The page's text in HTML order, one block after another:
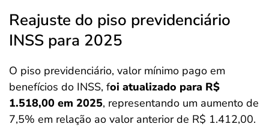
Reajuste do piso previdenciário
INSS para 2025
O piso previdenciário, valor mínimo pago em
benefícios do INSS, foi atualizado para R$
1.518,00 em 2025, representando um aumento de
7,5% em relação ao valor anterior de R$ 1.412,00.